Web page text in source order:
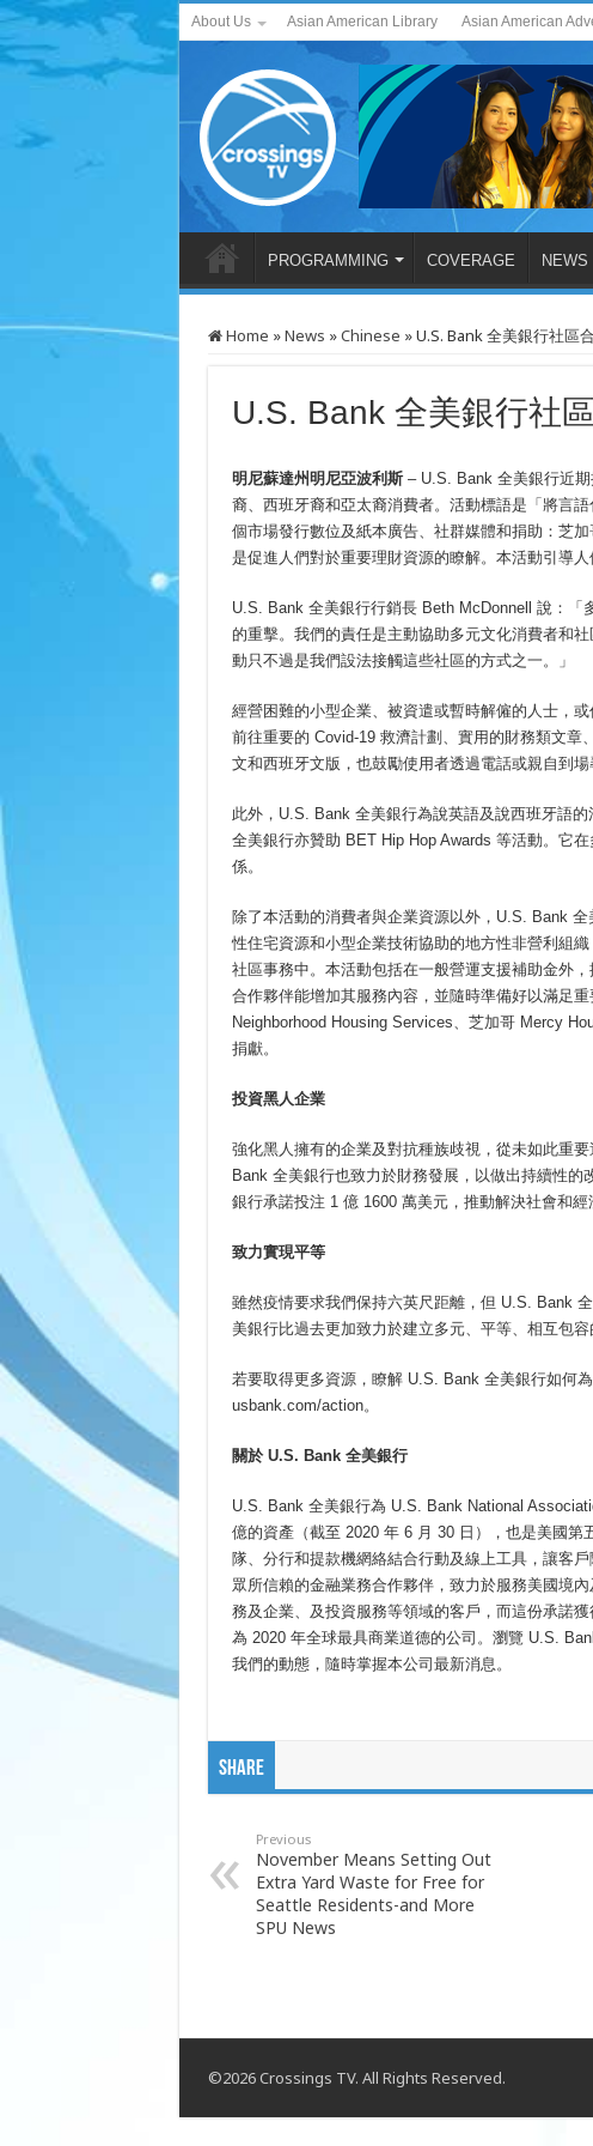
About Us Asian American Library Asian American
PROGRAMMING COVERAGE NEWS
Home »News »Chinese »U.S. Bank 全美銀行社區
U.S. Bank 全美銀行社
明尼蘇達州明尼亞波利斯– U.S. Bank 全美銀行近期
裔、西班牙裔和亞太裔消費者。活動標語是「將言
個市場發行數位及紙本廣告、社群媒體和捐助：芝
是促進人們對於重要理財資源的瞭解。本活動引導
U.S. Bank 全美銀行行銷長 Beth McDonnell 說：「
的重擊。我們的責任是主動協助多元文化消費者和
動只不過是我們設法接觸這些社區的方式之一。」
經營困難的小型企業、被資遣或暫時解僱的人士，
前往重要的 Covid-19 救濟計劃、實用的財務類文
文和西班牙文版，也鼓勵使用者透過電話或親自到場
此外，U.S. Bank 全美銀行為說英語及說西班牙語
全美銀行亦贊助 BET Hip Hop Awards 等活動。它
係。
除了本活動的消費者與企業資源以外，U.S. Bank
性住宅資源和小型企業技術協助的地方性非營利組
社區事務中。本活動包括在一般營運支援補助金外
合作夥伴能增加其服務內容，並隨時準備好以滿足
Neighborhood Housing Services、芝加哥 Mercy
捐獻。
投資黑人企業
強化黑人擁有的企業及對抗種族歧視，從未如此重
Bank 全美銀行也致力於財務發展，以做出持續性
銀行承諾投注 1 億 1600 萬美元，推動解決社會和經
致力實現平等
雖然疫情要求我們保持六英尺距離，但 U.S. Bank
美銀行比過去更加致力於建立多元、平等、相互包容
若要取得更多資源，瞭解 U.S. Bank 全美銀行如何
usbank.com/action。
關於U.S. Bank 全美銀行
U.S. Bank 全美銀行為 U.S. Bank National
億的資產（截至 2020 年 6 月 30 日），也是美國第
隊、分行和提款機網絡結合行動及線上工具，讓客
眾所信賴的金融業務合作夥伴，致力於服務美國境
務及企業、及投資服務等領域的客戶，而這份承諾
為 2020 年全球最具商業道德的公司。瀏覽 U.S.
我們的動態，隨時掌握本公司最新消息。
Share
Previous
November Means Setting Out
Extra Yard Waste for Free for
Seattle Residents-and More
SPU News
©2026 Crossings TV. All Rights Reserved.